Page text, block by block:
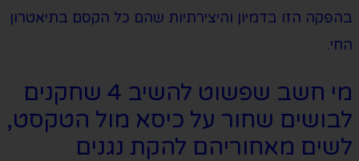
בהפקה הזו בדמיון והיצירתיות שהם כל הקסם בתיאטרון
החי.
מי חשב שפשוט להשיב 4 שחקנים
לבושים שחור על כיסא מול הטקסט,
לשים מאחוריהם להקת נגנים